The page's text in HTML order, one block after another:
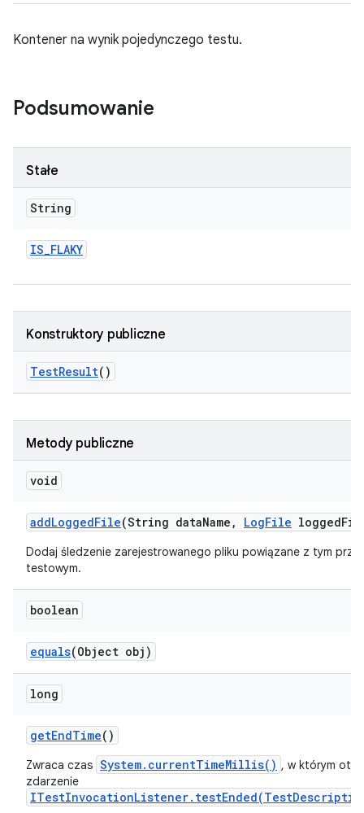
Kontener na wynik pojedynczego testu.
Podsumowanie
Stałe
String
IS_FLAKY
Konstruktory publiczne
TestResult()
Metody publiczne
void
addLoggedFile(String dataName , LogFile logged
Dodaj śledzenie zarejestrowanego pliku powiązane z tym
testowym.
boolean
equals(Object obj)
long
getEndTime()
Zwraca czas System.currentTimeMillis() , w którym
zdarzenie